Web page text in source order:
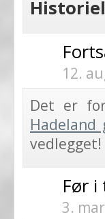
12.
Det er
Hadeland
vedlegget!
Før i
3.